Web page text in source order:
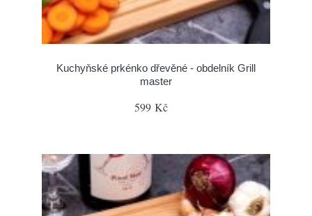
Kuchyňské prkénko dřevěné - obdelník Grill
master
599 Kč